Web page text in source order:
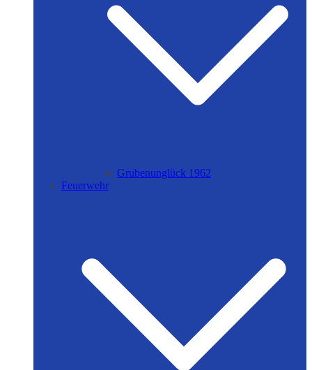
Grubenunglück 1962
Feuerwehr